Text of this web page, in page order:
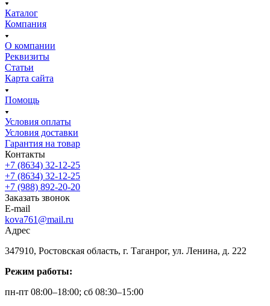
Каталог
Компания
О компании
Реквизиты
Статьи
Карта сайта
Помощь
Условия оплаты
Условия доставки
Гарантия на товар
Контакты
+7 (8634) 32-12-25
+7 (8634) 32-12-25
+7 (988) 892-20-20
Заказать звонок
E-mail
kova761@mail.ru
Адрес
347910, Ростовская область, г. Таганрог, ул. Ленина, д. 222
Режим работы:
пн-пт 08:00–18:00; сб 08:30–15:00